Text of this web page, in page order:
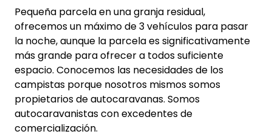
Pequeña parcela en una granja residual,
ofrecemos un máximo de 3 vehículos para pasar
la noche, aunque la parcela es significativamente
más grande para ofrecer a todos suficiente
espacio. Conocemos las necesidades de los
campistas porque nosotros mismos somos
propietarios de autocaravanas. Somos
autocaravanistas con excedentes de
comercialización.